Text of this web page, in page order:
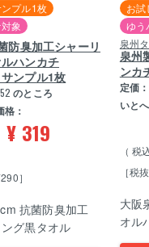
プル1枚
象
防臭加工シャーリ
ハンカチ
サンプル1枚
のところ
：
¥ 319
］
抗菌防臭加工
グ黒タオル
お
ゆう
泉州
泉州
ンカ
定価：
いと
税
［税
大阪
オル